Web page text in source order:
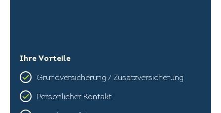
Ihre Vorteile
Grundversicherung / Zusatzversicherung
Persönlicher Kontakt